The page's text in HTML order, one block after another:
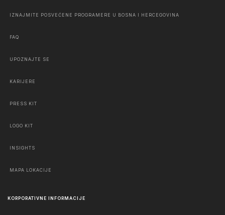
IZNAJMITE POSVEĆENE PROGRAMERE U BOSNA I HERCEGOVINA
FAQ
UPOZNAJTE SE
KARIJERE
PRESS KIT
LOGO KIT
INSIGHTS
MAPA LOKACIJE
KORPORATIVNE INFORMACIJE